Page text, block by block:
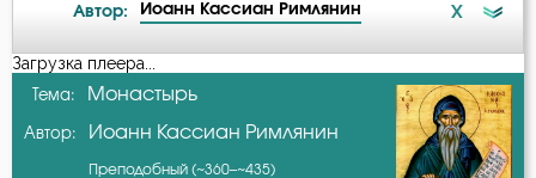
Ангел
Ближний
Автор: Иоанн Кассиан Римлянин X
А-я
Авва Дорофей
Загрузка плеера...
Тема: Монастырь
Автор: Иоанн Кассиан Римлянин
Преподобный (~360–~435)